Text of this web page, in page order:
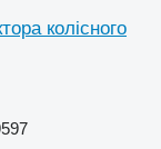
колісного